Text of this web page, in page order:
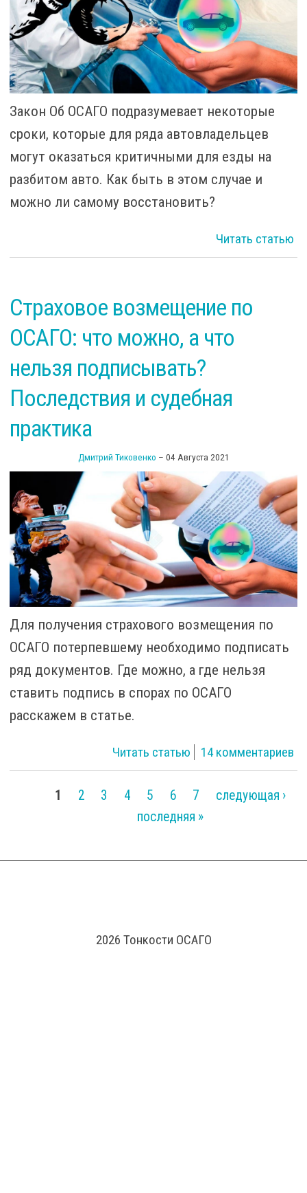
Закон Об ОСАГО подразумевает некоторые
сроки, которые для ряда автовладельцев
могут оказаться критичными для езды на
разбитом авто. Как быть в этом случае и
можно ли самому восстановить?
Читать статью
Страховое возмещение по
ОСАГО: что можно, а что
нельзя подписывать?
Последствия и судебная
практика
Дмитрий Тиковенко – 04 Августа 2021
Для получения страхового возмещения по
ОСАГО потерпевшему необходимо подписать
ряд документов. Где можно, а где нельзя
ставить подпись в спорах по ОСАГО
расскажем в статье.
Читать статью
о Страховое
возмещение по
ОСАГО: что можно,
14 комментариев
1 2 3 4 5 6 7
следующая ›
последняя »
2026 Тонкости ОСАГО